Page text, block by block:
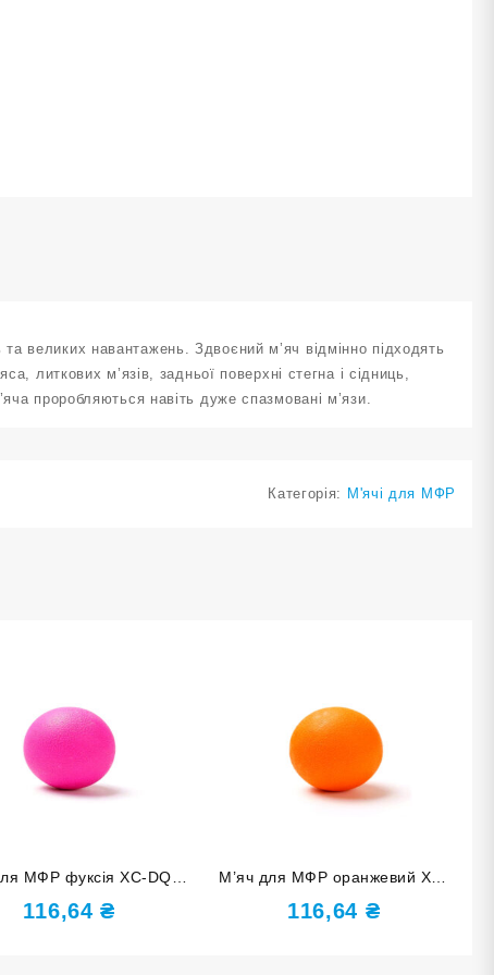
великих навантажень. Здвоєний м’яч відмінно підходять
литкових м’язів, задньої поверхні стегна і сідниць,
проробляються навіть дуже спазмовані м’язи.
Категорія: М'ячі для МФР
МФР фуксія XC-DQ1-
Rose red
116,64₴
М’яч для МФР оранжевий XC-
DQ1-Orange
116,64 ₴